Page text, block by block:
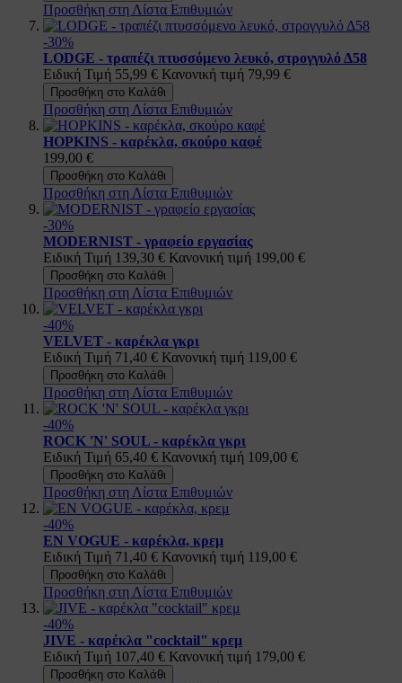
Προσθήκη στη Λίστα Επιθυμιών
-30%
LODGE - τραπέζι πτυσσόμενο λευκό, στρογγυλό Δ58
Ειδική Τιμή 55,99 € Κανονική τιμή 79,99 €
Προσθήκη στο Καλάθι
Προσθήκη στη Λίστα Επιθυμιών
HOPKINS - καρέκλα, σκούρο καφέ
199,00 €
Προσθήκη στο Καλάθι
Προσθήκη στη Λίστα Επιθυμιών
-30%
MODERNIST - γραφείο εργασίας
Ειδική Τιμή 139,30 € Κανονική τιμή 199,00 €
Προσθήκη στο Καλάθι
Προσθήκη στη Λίστα Επιθυμιών
-40%
VELVET - καρέκλα γκρι
Ειδική Τιμή 71,40 € Κανονική τιμή 119,00 €
Προσθήκη στο Καλάθι
Προσθήκη στη Λίστα Επιθυμιών
-40%
ROCK 'N' SOUL - καρέκλα γκρι
Ειδική Τιμή 65,40 € Κανονική τιμή 109,00 €
Προσθήκη στο Καλάθι
Προσθήκη στη Λίστα Επιθυμιών
-40%
EN VOGUE - καρέκλα, κρεμ
Ειδική Τιμή 71,40 € Κανονική τιμή 119,00 €
Προσθήκη στο Καλάθι
Προσθήκη στη Λίστα Επιθυμιών
-40%
JIVE - καρέκλα "cocktail" κρεμ
Ειδική Τιμή 107,40 € Κανονική τιμή 179,00 €
Προσθήκη στο Καλάθι